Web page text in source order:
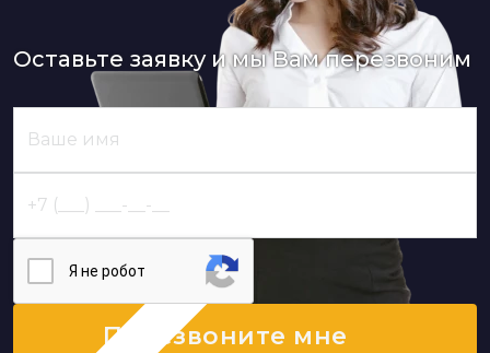
Оставьте заявку и мы Вам перезвоним
Я нe poбoт
Перезвоните мне